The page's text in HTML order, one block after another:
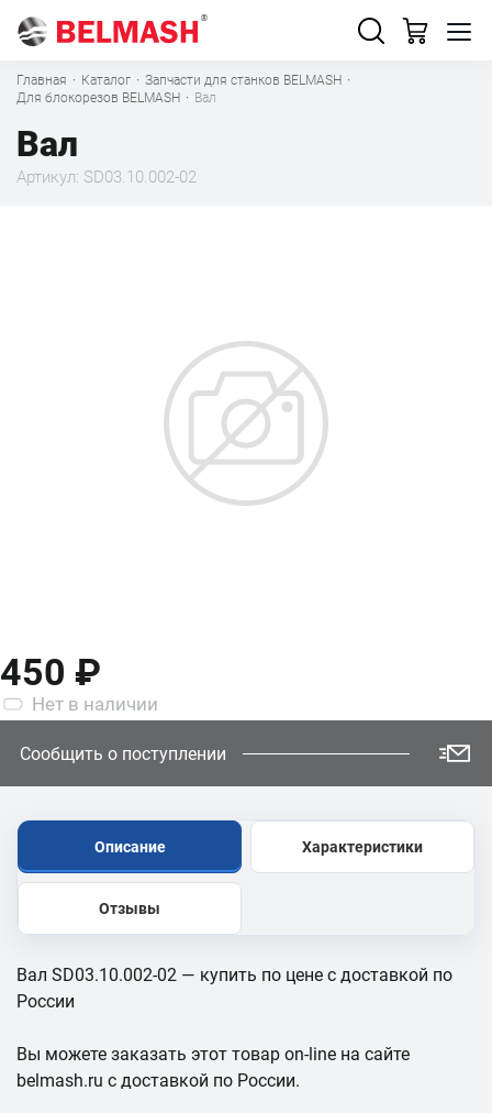
Главная · Каталог · Запчасти для станков BELMASH ·
Для блокорезов BELMASH · Вал
Вал
Артикул: SD03.10.002-02
450 ₽
Нет в наличии
Сообщить о поступлении
Описание Характеристики
Отзывы
Вал SD03.10.002-02 — купить по цене с доставкой по
России
Вы можете заказать этот товар on-line на сайте
belmash.ru с доставкой по России.